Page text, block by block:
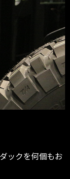
ックを何個もお